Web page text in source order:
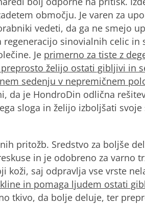
območju. Je varen za
vedeti, da ga ne smejo
sinovialnih celic in
Je primerno za tiste z
želijo ostati gibljivi in
sedenju v nepremičnem
da je HondroDin odlična
sloga in želijo izboljšati svoje
pritožb. Sredstvo za boljše
in je odobreno za varno
koži, saj odpravlja vse vrste
in pomaga ljudem ostati
tkivo, da bolje deluje, ter